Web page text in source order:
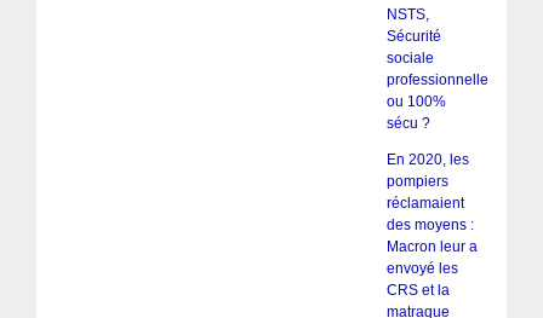
NSTS,
Sécurité
sociale
professionnelle
ou 100%
sécu ?
En 2020, les
pompiers
réclamaient
des moyens :
Macron leur a
envoyé les
CRS et la
matraque